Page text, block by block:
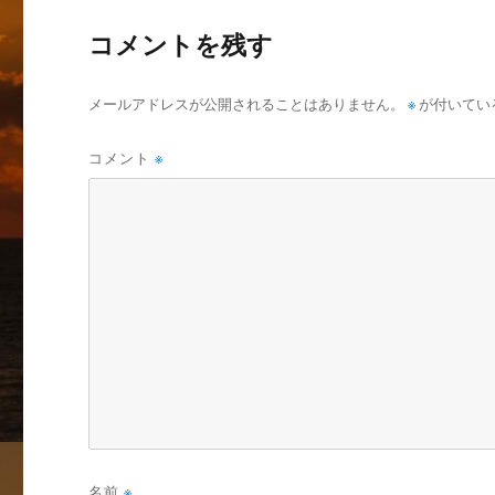
コメントを残す
メールアドレスが公開されることはありません。 ※ が付いて
コメント※